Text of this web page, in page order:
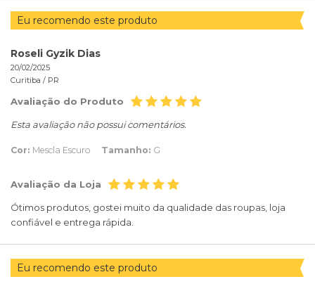
Eu recomendo este produto
Roseli Gyzik Dias
20/02/2025
Curitiba / PR
Avaliação do Produto
Esta avaliação não possui comentários.
Cor: Mescla Escuro Tamanho: G
Avaliação da Loja
Ótimos produtos, gostei muito da qualidade das roupas, loja
confiável e entrega rápida.
Eu recomendo este produto